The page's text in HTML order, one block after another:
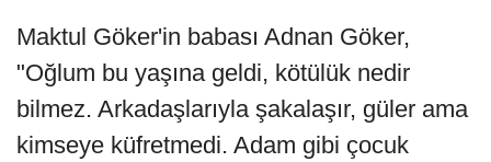
Maktul Göker'in babası Adnan Göker,
"Oğlum bu yaşına geldi, kötülük nedir
bilmez. Arkadaşlarıyla şakalaşır, güler ama
kimseye küfretmedi. Adam gibi çocuk